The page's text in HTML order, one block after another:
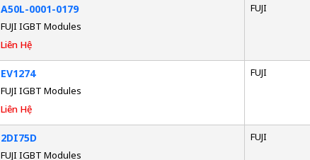
A50L-0001-0179
FUJI IGBT Modules
Liên Hệ
FUJI
EV1274
FUJI IGBT Modules
Liên Hệ
FUJI
2DI75D
FUJI IGBT Modules
FUJI